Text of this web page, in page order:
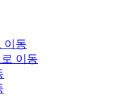
이동
이동